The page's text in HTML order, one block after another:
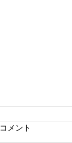
コメント